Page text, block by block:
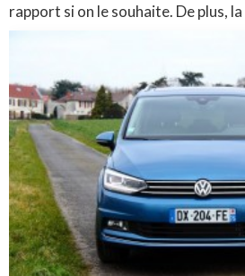
rapport si on le souhaite. De plus,